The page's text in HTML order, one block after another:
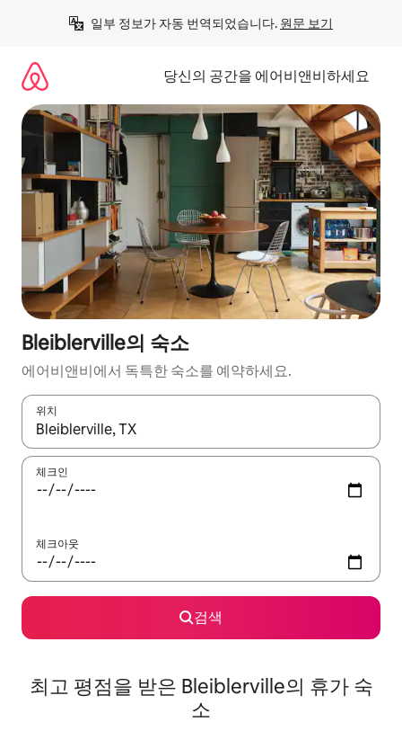
일부 정보가 자동 번역되었습니다. 원문 보기
당신의 공간을 에어비앤비하세요
Bleiblerville의 숙소
에어비앤비에서 독특한 숙소를 예약하세요.
위치
결과가 나오면 위·아래 화살표 키를 사용하거나 터치 또는 스와이
체크인
체크아웃
검색
최고 평점을 받은 Bleiblerville의 휴가 숙
소